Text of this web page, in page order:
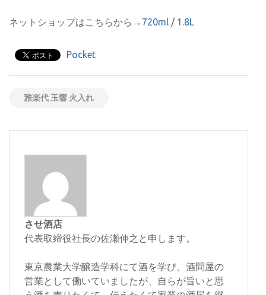
ネットショップはこちらから→ 720ml / 1.8L
Pocket
雅楽代 玉響 火入れ
させ酒店
代表取締役社長の佐瀬伸之と申します。
東京農業大学醸造学科にて酒を学び、酒問屋の
営業として働いていましたが、自らが旨いと思